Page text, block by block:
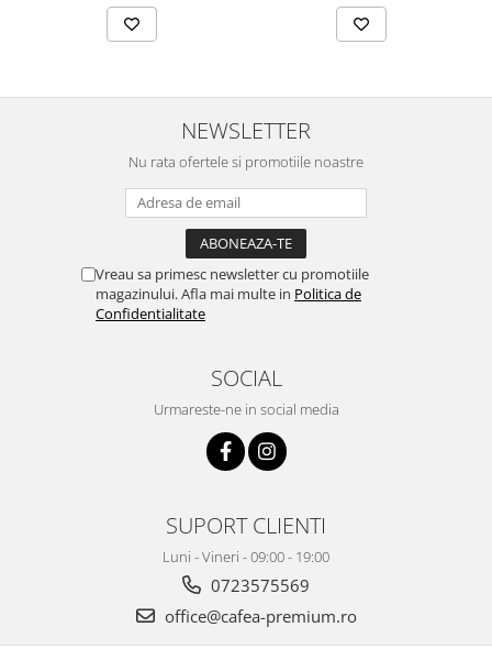
NEWSLETTER
Nu rata ofertele si promotiile noastre
Vreau sa primesc newsletter cu promotiile
magazinului. Afla mai multe in Politica de
Confidentialitate
SOCIAL
Urmareste-ne in social media
SUPORT CLIENTI
Luni - Vineri - 09:00 - 19:00
0723575569
office@cafea-premium.ro